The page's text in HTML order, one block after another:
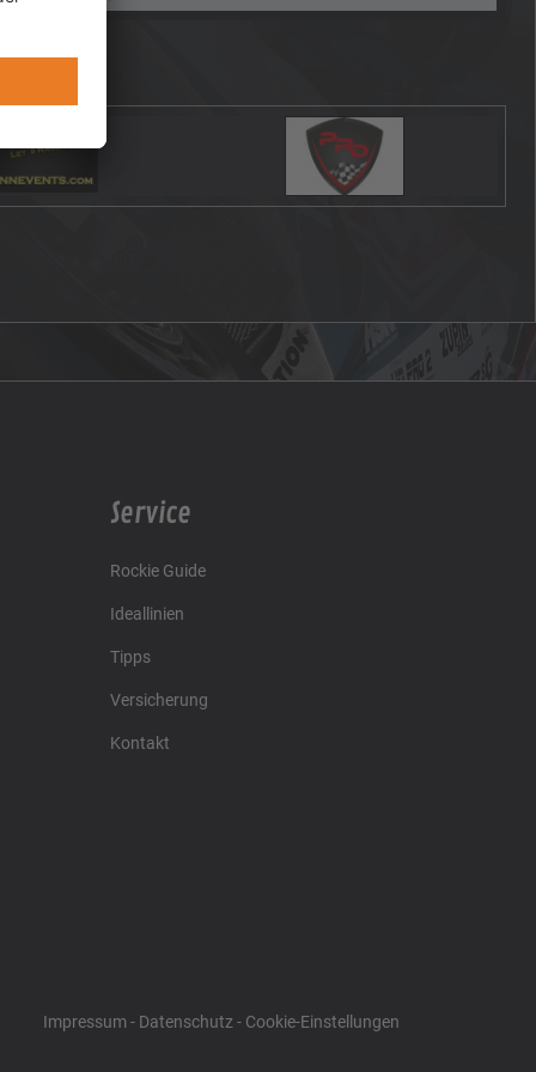
Service
Rockie Guide
Ideallinien
Tipps
Versicherung
Kontakt
Impressum - Datenschutz- Cookie-Einstellungen